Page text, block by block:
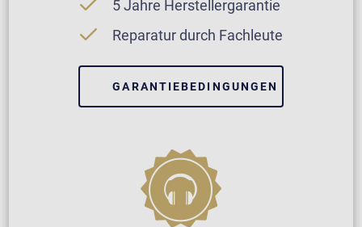
5 Jahre Herstellergarantie
Reparatur durch Fachleute
GARANTIEBEDINGUNGEN